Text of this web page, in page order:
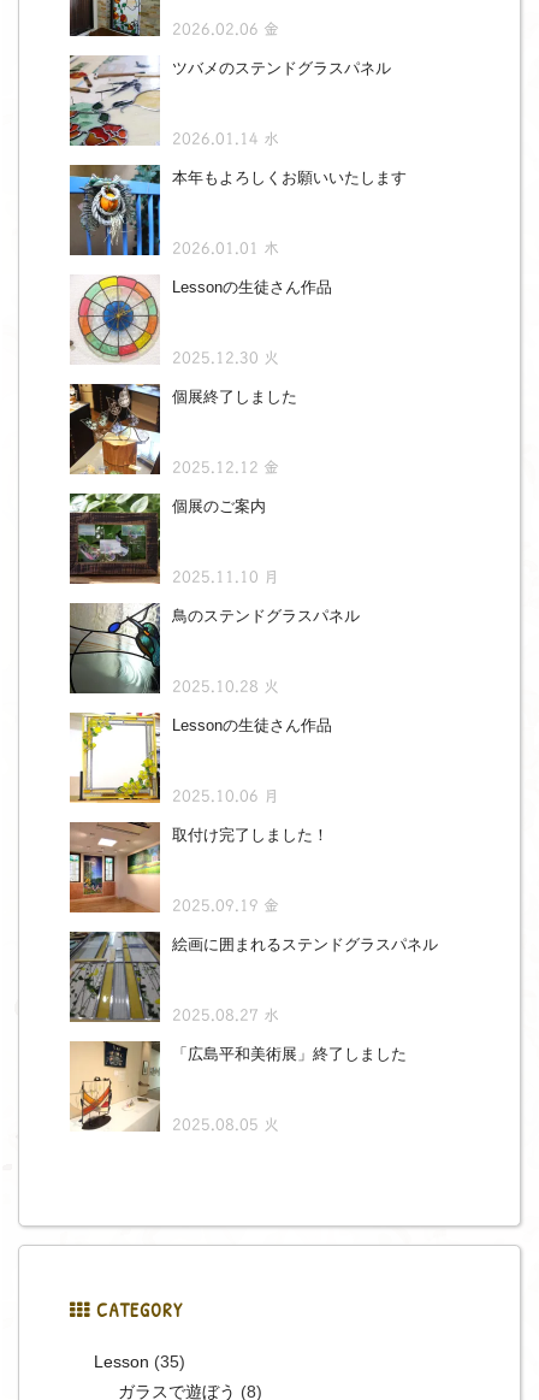
2026.02.06 金
ツバメのステンドグラスパネル
2026.01.14 水
本年もよろしくお願いいたします
2026.01.01 木
Lessonの生徒さん作品
2025.12.30 火
個展終了しました
2025.12.12 金
個展のご案内
2025.11.10 月
鳥のステンドグラスパネル
2025.10.28 火
Lessonの生徒さん作品
2025.10.06 月
取付け完了しました！
2025.09.19 金
絵画に囲まれるステンドグラスパネル
2025.08.27 水
「広島平和美術展」終了しました
2025.08.05 火
CATEGORY
Lesson (35)
ガラスで遊ぼう (8)